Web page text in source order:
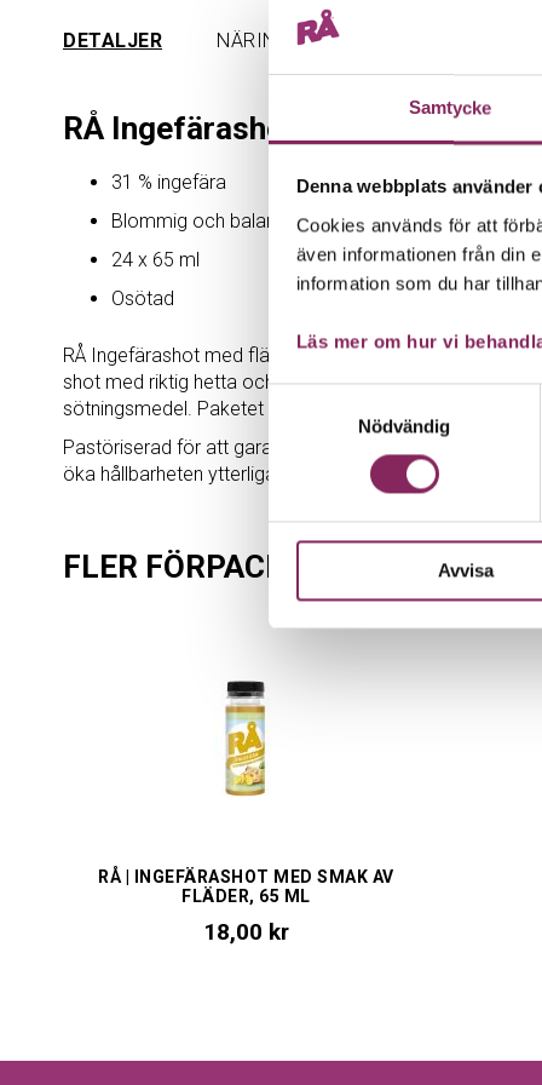
Samtycke
Denna webbplats använder
Cookies används för att
även informationen från din
information som du har
Läs mer om hur vi
Nödvändig
Avvisa
beginning
images
DETALJER
RÅ Ingefärashot med fläder – 24-
31 % ingefära
Blommig och balanserad smak
24 x 65 ml
Osötad
RÅ Ingefärashot med fläder görs av 56 % äpple, 31 %
shot med riktig hetta och en oväntat mjuk, blommig
sötningsmedel. Paketet innehåller 24 x 65 ml.
Pastöriserad för att garantera en säker och hållbar
öka hållbarheten ytterligare.
NÄRINGSINNEHÅLL
FLER FÖRPACKNINGAR
RÅ | INGEFÄRASHOT MED SMAK AV
FLÄDER, 65 ML
18,00 kr